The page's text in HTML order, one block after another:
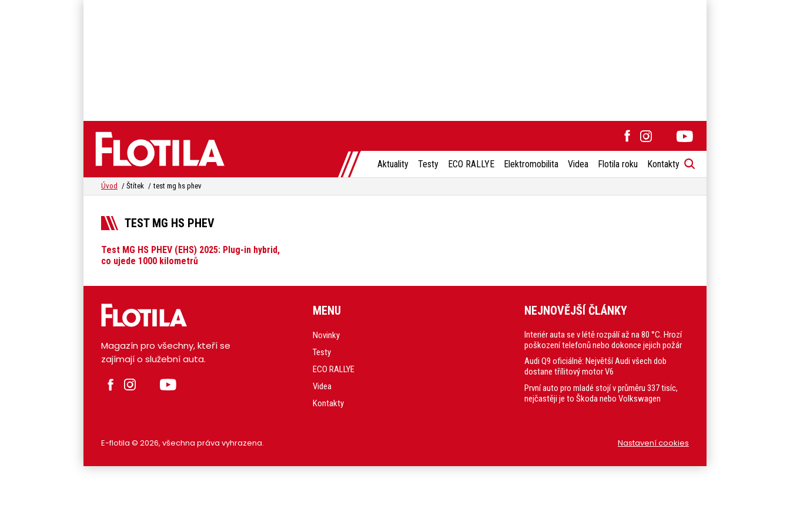
Aktuality Testy ECO RALLYE Elektromobilita Videa Flotila roku Kontakty
Úvod Štítek test mg hs phev
TEST MG HS PHEV
Test MG HS PHEV (EHS) 2025: Plug-in hybrid,
co ujede 1000 kilometrů
Magazín pro všechny, kteří se
zajímají o služební auta.
MENU
Novinky
Testy
ECO RALLYE
Videa
Kontakty
NEJNOVĚJŠÍ ČLÁNKY
Interiér auta se v létě rozpálí až na 80 °C. Hrozí
poškození telefonů nebo dokonce jejich požár
Audi Q9 oficiálně: Největší Audi všech dob
dostane třílitový motor V6
První auto pro mladé stojí v průměru 337 tisíc,
nejčastěji je to Škoda nebo Volkswagen
E-flotila © 2026, všechna práva vyhrazena. Nastavení cookies